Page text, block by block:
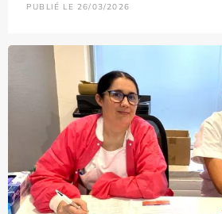
PUBLIÉ LE 26/03/2026